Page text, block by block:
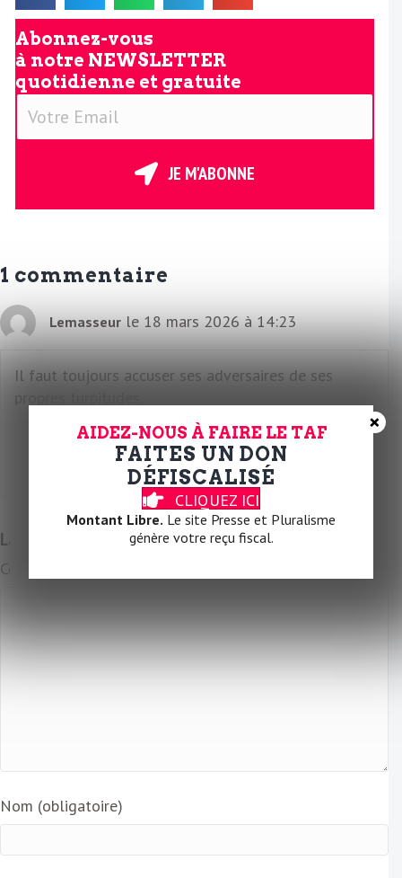
Abonnez-vous
à notre NEWSLETTER
quotidienne et gratuite
V
E
i
l
JE M'ABONNE
1 commentaire
Lemasseur le 18 mars 2026 à 14:23
Il faut toujours accuser ses adversaires de ses
propres turpitudes.
Ainsi de l’antisémitisme à LFI, lorsque l’on se fascise
Réponse
Laissez un commentaire
Commentaire
Nom (obligatoire)
AIDEZ-NOUS À FAIRE LE TAF
FAITES UN DON
DÉFISCALISÉ
CLIQUEZ ICI
Montant Libre. Le site Presse et Pluralisme
génère votre reçu fiscal.
×